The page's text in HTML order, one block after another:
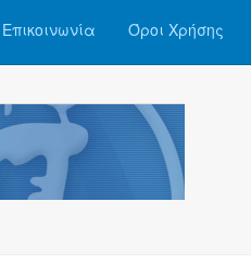
Επικοινωνία Όροι Χρήσης